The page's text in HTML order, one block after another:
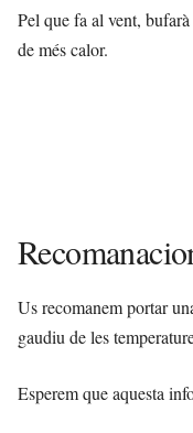
Pel que fa al vent,
de més calor.
Us recomanem portar
gaudiu de les
Esperem que aquesta